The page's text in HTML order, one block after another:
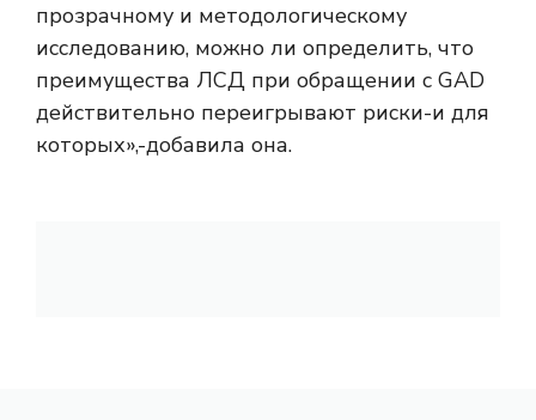
прозрачному и методологическому
исследованию, можно ли определить, что
преимущества ЛСД при обращении с GAD
действительно переигрывают риски-и для
которых»,-добавила она.